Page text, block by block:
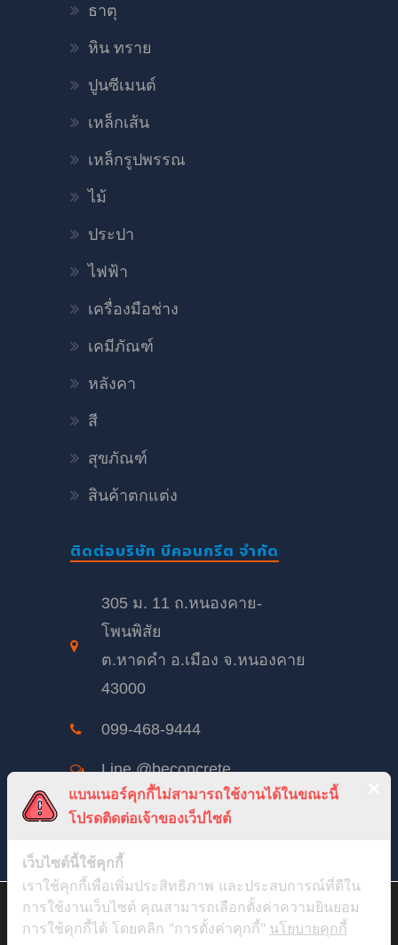
ธาตุ
หิน ทราย
ปูนซีเมนต์
เหล็กเส้น
เหล็กรูปพรรณ
ไม้
ประปา
ไฟฟ้า
เครื่องมือช่าง
เคมีภัณฑ์
หลังคา
สี
สุขภัณฑ์
สินค้าตกแต่ง
ติดต่อบริษัท บีคอนกรีต จำกัด
305 ม. 11 ถ.หนองคาย-
โพนพิสัย
ต.หาดคำ อ.เมือง จ.หนองคาย
43000
099-468-9444
Line @beconcrete
beconcrete@hotmail.com
BeConcreteTH
จันทร์ – เสาร์: 8:00 – 17:00
อาทิตย์ 8:00 – 12:00
สวัสดีค่ะ เราจะขออนุญาตเก็บ Cookie จากคุณหน่อยได้มั้ย ? เพื่อที่เรา
จะได้นำข้อมูลไปวิเคราะห์เพื่อปรับปรุงบทความ และเว็บไซต์ให้ตรง
กับใจคุณมากขึ้น และอยากจะขอเผื่อสำหรับการทำการตลาดที่ตรงกับ
แบนเนอร์คุกกี้ไม่สามารถใช้งานได้ในขณะนี้
โปรดติดต่อเจ้าของเว็ปไซต์
เว็บไซต์นี้ใช้คุกกี้
เราใช้คุกกี้เพื่อเพิ่มประสิทธิภาพ และประสบการณ์ที่ดีใน
การใช้งานเว็บไซต์ คุณสามารถเลือกตั้งค่าความยินยอม
การใช้คุกกี้ได้ โดยคลิก "การตั้งค่าคุกกี้" นโยบายคุกกี้